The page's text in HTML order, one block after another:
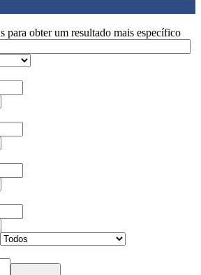
para obter um resultado mais específico